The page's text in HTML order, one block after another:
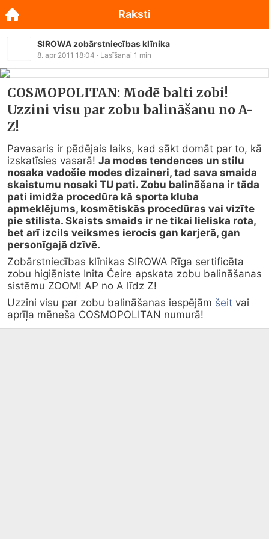
SIROWA zobārstniecības klīnika
8. apr 2011 18:04 · Lasīšanai 1 min
COSMOPOLITAN: Modē balti zobi!
Uzzini visu par zobu balināšanu no A-
Z!
Pavasaris ir pēdējais laiks, kad sākt domāt par to, kā
izskatīsies vasarā! Ja modes tendences un stilu
nosaka vadošie modes dizaineri, tad sava smaida
skaistumu nosaki TU pati. Zobu balināšana ir tāda
pati imidža procedūra kā sporta kluba
apmeklējums, kosmētiskās procedūras vai vizīte
pie stilista. Skaists smaids ir ne tikai lieliska rota,
bet arī izcils veiksmes ierocis gan karjerā, gan
personīgajā dzīvē.
Zobārstniecības klīnikas SIROWA Rīga sertificēta
zobu higiēniste Inita Čeire apskata zobu balināšanas
Uzzini visu par zobu balināšanas iespējām šeit vai
aprīļa mēneša COSMOPOLITAN numurā!
Raksti